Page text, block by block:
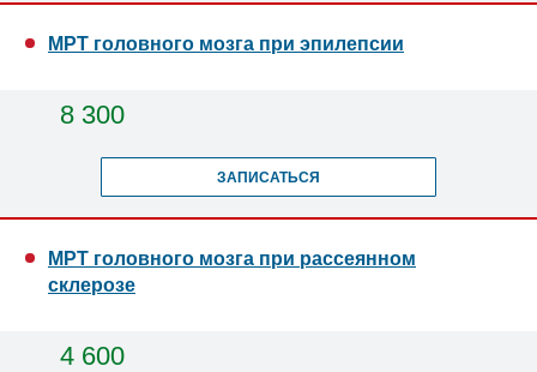
МРТ головного мозга при эпилепсии
8 300
ЗАПИСАТЬСЯ
МРТ головного мозга при рассеянном
склерозе
4 600